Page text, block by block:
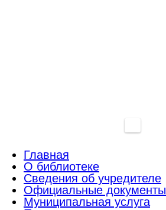
Главная
О библиотеке
Сведения об учредителе
Официальные документы
Муниципальная услуга